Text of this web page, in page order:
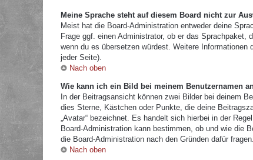
Meine Sprache steht auf diesem Board nicht zur
Meist hat die Board-Administration entweder deine
Frage ggf. einen Administrator, ob er das
wenn du es übersetzen würdest. Weitere
jeder Seite).
Nach oben
Wie kann ich ein Bild bei meinem Benutzernamen
In der Beitragsansicht können zwei Bilder bei deinem
dies Sterne, Kästchen oder Punkte, die deine
„Avatar“ bezeichnet. Es handelt sich hierbei in der
Board-Administration kann bestimmen, ob und wie die
die Board-Administration nach den Gründen dafür fragen.
Nach oben